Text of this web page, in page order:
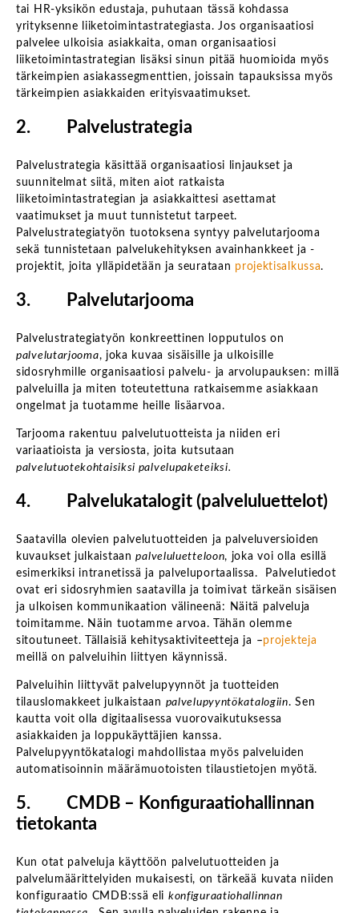
tai HR-yksikön edustaja, puhutaan tässä kohdassa
yrityksenne liiketoimintastrategiasta. Jos organisaatiosi
palvelee ulkoisia asiakkaita, oman organisaatiosi
liiketoimintastrategian lisäksi sinun pitää huomioida myös
tärkeimpien asiakassegmenttien, joissain tapauksissa myös
tärkeimpien asiakkaiden erityisvaatimukset.
2. Palvelustrategia
Palvelustrategia käsittää organisaatiosi linjaukset ja
suunnitelmat siitä, miten aiot ratkaista
liiketoimintastrategian ja asiakkaittesi asettamat
vaatimukset ja muut tunnistetut tarpeet.
Palvelustrategiatyön tuotoksena syntyy palvelutarjooma
sekä tunnistetaan palvelukehityksen avainhankkeet ja -
projektit, joita ylläpidetään ja seurataan projektisalkussa.
3. Palvelutarjooma
Palvelustrategiatyön konkreettinen lopputulos on
palvelutarjooma, joka kuvaa sisäisille ja ulkoisille
sidosryhmille organisaatiosi palvelu- ja arvolupauksen: millä
palveluilla ja miten toteutettuna ratkaisemme asiakkaan
ongelmat ja tuotamme heille lisäarvoa.
Tarjooma rakentuu palvelutuotteista ja niiden eri
variaatioista ja versiosta, joita kutsutaan
palvelutuotekohtaisiksi palvelupaketeiksi.
4. Palvelukatalogit (palveluluettelot)
Saatavilla olevien palvelutuotteiden ja palveluversioiden
kuvaukset julkaistaanpalveluluetteloon, joka voi olla esillä
esimerkiksi intranetissä ja palveluportaalissa. Palvelutiedot
ovat eri sidosryhmien saatavilla ja toimivat tärkeän sisäisen
ja ulkoisen kommunikaation välineenä: Näitä palveluja
toimitamme. Näin tuotamme arvoa. Tähän olemme
sitoutuneet. Tällaisiä kehitysaktiviteetteja ja –projekteja
meillä on palveluihin liittyen käynnissä.
Palveluihin liittyvät palvelupyynnöt ja tuotteiden
tilauslomakkeet julkaistaan palvelupyyntökatalogiin. Sen
kautta voit olla digitaalisessa vuorovaikutuksessa
asiakkaiden ja loppukäyttäjien kanssa.
Palvelupyyntökatalogi mahdollistaa myös palveluiden
automatisoinnin määrämuotoisten tilaustietojen myötä.
5. CMDB – Konfiguraatiohallinnan
tietokanta
Kun otat palveluja käyttöön palvelutuotteiden ja
palvelumäärittelyiden mukaisesti, on tärkeää kuvata niiden
konfiguraatio CMDB:ssä eli konfiguraatiohallinnan